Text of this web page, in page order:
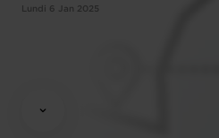
Lundi 6 Jan 2025